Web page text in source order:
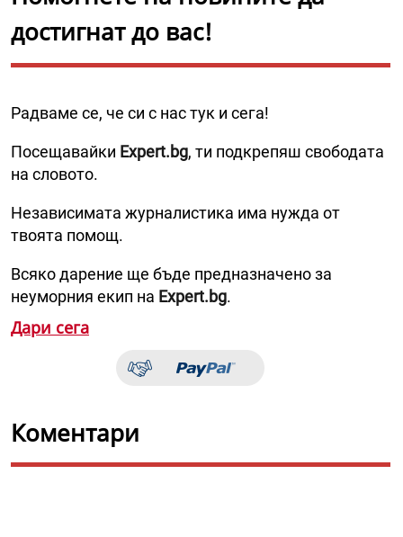
достигнат до вас!
Радваме се, че си с нас тук и сега!
Посещавайки Expert.bg, ти подкрепяш свободата
на словото.
Независимата журналистика има нужда от
твоята помощ.
Всяко дарение ще бъде предназначено за
неуморния екип на Expert.bg.
Дари сега
Коментари